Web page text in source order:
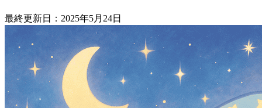
最終更新日：2025年5月24日